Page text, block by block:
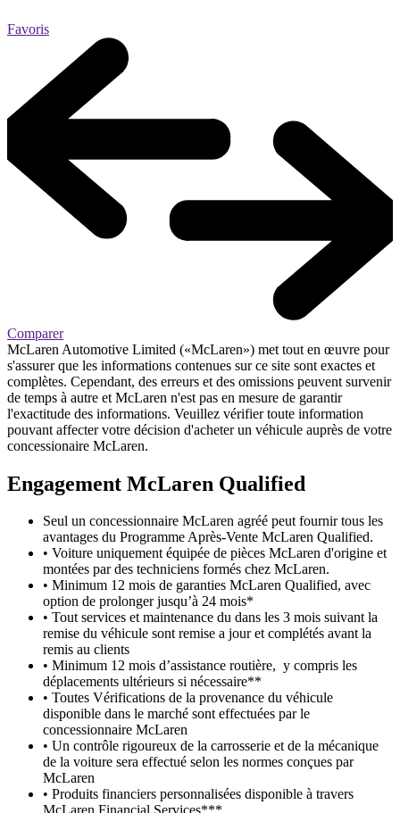
Favoris
Comparer
McLaren Automotive Limited («McLaren») met tout en œuvre pour
s'assurer que les informations contenues sur ce site sont exactes et
complètes. Cependant, des erreurs et des omissions peuvent survenir
de temps à autre et McLaren n'est pas en mesure de garantir
l'exactitude des informations. Veuillez vérifier toute information
pouvant affecter votre décision d'acheter un véhicule auprès de votre
concessionaire McLaren.
Engagement McLaren Qualified
Seul un concessionnaire McLaren agréé peut fournir tous les
avantages du Programme Après-Vente McLaren Qualified.
• Voiture uniquement équipée de pièces McLaren d'origine et
montées par des techniciens formés chez McLaren.
• Minimum 12 mois de garanties McLaren Qualified, avec
option de prolonger jusqu’à 24 mois*
• Tout services et maintenance du dans les 3 mois suivant la
remise du véhicule sont remise a jour et complétés avant la
remis au clients
• Minimum 12 mois d’assistance routière, y compris les
déplacements ultérieurs si nécessaire**
• Toutes Vérifications de la provenance du véhicule
disponible dans le marché sont effectuées par le
concessionnaire McLaren
• Un contrôle rigoureux de la carrosserie et de la mécanique
de la voiture sera effectué selon les normes conçues par
McLaren
• Produits financiers personnalisées disponible à travers